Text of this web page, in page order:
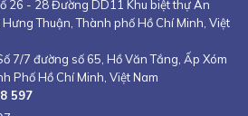
26 - 28 Đường DD11 Khu biệt thự An
Thuận, Thành phố Hồ Chí Minh, Việt
7/7 đường số 65, Hồ Văn Tắng, Ấp Xóm
Phố Hồ Chí Minh, Việt Nam
597